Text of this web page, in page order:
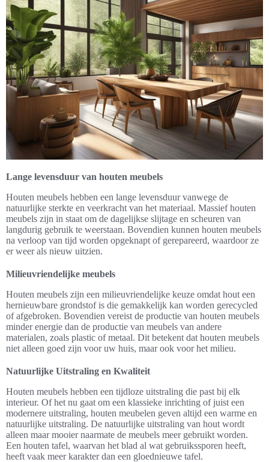
Lange levensduur van houten meubels
Houten meubels hebben een lange levensduur vanwege de
natuurlijke sterkte en veerkracht van het materiaal. Massief houten
meubels zijn in staat om de dagelijkse slijtage en scheuren van
langdurig gebruik te weerstaan. Bovendien kunnen houten meubels
na verloop van tijd worden opgeknapt of gerepareerd, waardoor ze
er weer als nieuw uitzien.
Milieuvriendelijke meubels
Houten meubels zijn een milieuvriendelijke keuze omdat hout een
hernieuwbare grondstof is die gemakkelijk kan worden gerecycled
of afgebroken. Bovendien vereist de productie van houten meubels
minder energie dan de productie van meubels van andere
materialen, zoals plastic of metaal. Dit betekent dat houten meubels
niet alleen goed zijn voor uw huis, maar ook voor het milieu.
Natuurlijke Uitstraling en Kwaliteit
Houten meubels hebben een tijdloze uitstraling die past bij elk
interieur. Of het nu gaat om een klassieke inrichting of juist een
modernere uitstraling, houten meubelen geven altijd een warme en
natuurlijke uitstraling. De natuurlijke uitstraling van hout wordt
alleen maar mooier naarmate de meubels meer gebruikt worden.
Een houten tafel, waarvan het blad al wat gebruikssporen heeft,
heeft vaak meer karakter dan een gloednieuwe tafel.